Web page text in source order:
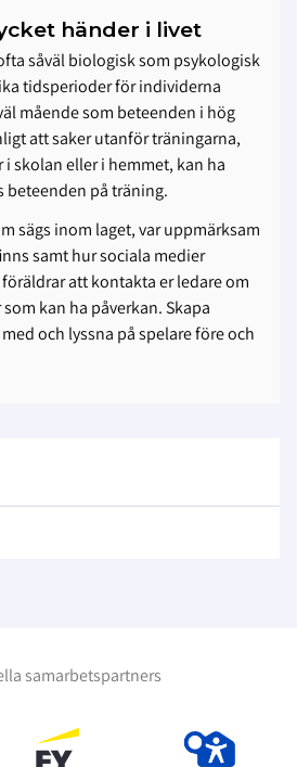
händer i livet
såväl biologisk som psykologisk
tidsperioder för individerna
mående som beteenden i hög
att saker utanför träningarna,
skolan eller i hemmet, kan ha
beteenden på träning.
sägs inom laget, var uppmärksam
samt hur sociala medier
att kontakta er ledare om
kan ha påverkan. Skapa
och lyssna på spelare före och
samarbetspartners